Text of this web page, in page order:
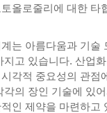
올로줄리에 대한 타
는 아름다움과 기술
지고 있습니다. 산업
각적 중요성의 관점
각의 장인 기술에 있
인 제약을 마련하고